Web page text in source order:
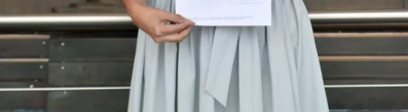
establecidos, manteniendo la continuidad de la
representación parlamentaria del estado.
Fuente: 5to Poder Agencia de Noticias